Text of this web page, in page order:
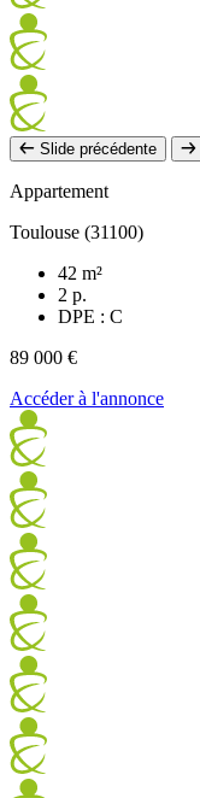
Slide précédente
Appartement
Toulouse (31100)
42 m²
2 p.
DPE : C
89 000 €
Accéder à l'annonce